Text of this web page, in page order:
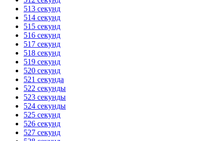
513 секунд
514 секунд
515 секунд
516 секунд
517 секунд
518 секунд
519 секунд
520 секунд
521 секунда
522 секунды
523 секунды
524 секунды
525 секунд
526 секунд
527 секунд